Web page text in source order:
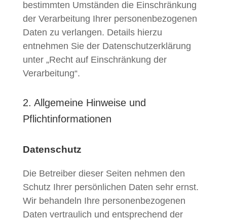
bestimmten Umständen die Einschränkung
der Verarbeitung Ihrer personenbezogenen
Daten zu verlangen. Details hierzu
entnehmen Sie der Datenschutzerklärung
unter „Recht auf Einschränkung der
Verarbeitung“.
2. Allgemeine Hinweise und
Pflichtinformationen
Datenschutz
Die Betreiber dieser Seiten nehmen den
Schutz Ihrer persönlichen Daten sehr ernst.
Wir behandeln Ihre personenbezogenen
Daten vertraulich und entsprechend der